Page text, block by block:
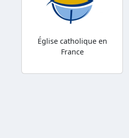
Église catholique en
France